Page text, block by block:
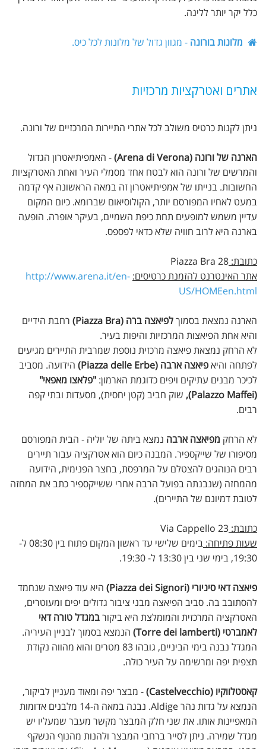
כלל יקר יותר ללינה.
מלונות בורונה - מגוון גדול של מלונות לכל כיס.
אתרים ואטרקציות מרכזיות
ניתן לקנות כרטיס משולב לכל אתרי התיירות המרכזיים של ורונה.
הארנה של ורונה (Arena di Verona)
- האמפיתיאטרון הגדול
והמרשים של ורונה הוא לבטח אחד מסמלי העיר ואחת האטרקציות
החשובות. בנייתו של אמפיתיאטרון זה במאה הראשונה אף קדמה
במעט לאחיו המפורסם יותר, הקולוסיאום שברומא. כיום המקום
עדיין משמש למופעים תחת כיפת השמיים, בעיקר אופרה. הופעה
בארנה היא לרוב חוויה שלא כדאי לפספס.
כתובת: Piazza Bra 28
אתר האינטרנט להזמנת כרטיסים: http://www.arena.it/en-
US/HOMEen.html
הארנה נמצאת בסמוךלפיאצה ברה (Piazza Bra)
רחבת הידיים
והיא אחת הפיאצות המרכזיות והיפות בעיר.
לא הרחק נמצאת פיאצה מרכזית נוספת שמרבית התיירים מגיעים
לפתחה והיאפיאצה ארבה (Piazza delle Erbe)
הידועה. מסביב
לכיכר מבנים עתיקים ויפים כדוגמת הארמון: "פלאצו מאפאי"
(Palazzo Maffei),
שוק חביב (קטן יחסית), מסעדות ובתי קפה
רבים.
לא הרחק מפיאצה ארבה נמצא ביתה של יוליה - הבית המפורסם
מסיפורו של שייקספיר. המבנה כיום הוא אטרקציה עבור תיירים
רבים הנוהגים להצטלם על המרפסת, בחצר הפנימית, הידועה
מהמחזה (שנבנתה בפועל הרבה אחרי ששייקספיר כתב את המחזה
לטובת דמיונם של התיירים).
כתובת: Via Cappello 23
שעות פתיחה:
בימים שלישי עד ראשון המקום פתוח בין 08:30 ל-
19:30, בימי שני בין 13:30 ל- 19:30.
פיאצה דאי סיניורי (Piazza dei Signori)
היא עוד פיאצה שנחמד
להסתובב בה. סביב הפיאצה מבני ציבור גדולים יפים ומעוטרים,
האטרקציה המרכזית והמומלצת היא ביקורבמגדל טורה דאי
לאמברטי (Torre dei lamberti)
הנמצא בסמוך לבניין העיריה.
המגדל נבנה בימי הביניים, גובהו 83 מטרים והוא מהווה נקודת
תצפית יפה ומרשימה על העיר כולה.
קאסטלווקיו (Castelvecchio)
- מבצר יפה ומאוד מעניין לביקור,
הנמצא על גדות נהר Aldige. נבנה במאה ה-14 מלבנים אדומות
המאפיינות אותו. את שני חלק המבצר מקשר מעבר שמעליו יש
מגדל שמירה. ניתן לסייר ברחבי המבצר ולהנות מהנוף הנשקף